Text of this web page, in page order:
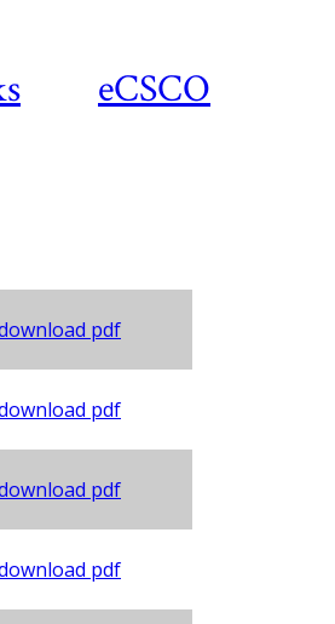
eCSCO
pdf
pdf
pdf
pdf